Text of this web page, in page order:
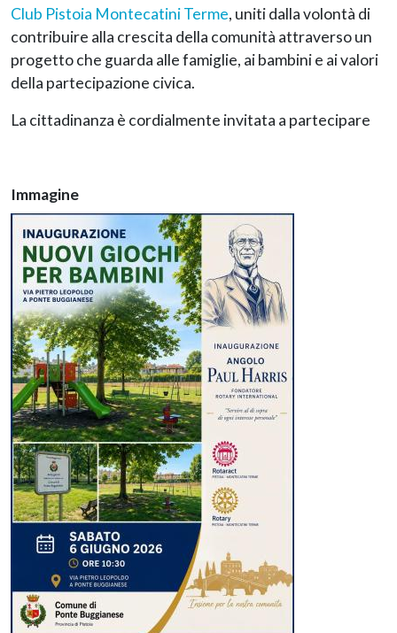
Club Pistoia Montecatini Terme, uniti dalla volontà di
contribuire alla crescita della comunità attraverso un
progetto che guarda alle famiglie, ai bambini e ai valori
della partecipazione civica.
La cittadinanza è cordialmente invitata a partecipare
Immagine
Immagine